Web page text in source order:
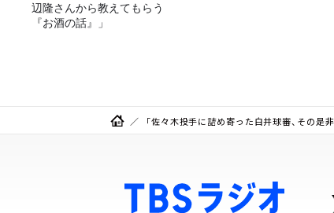
辺隆さんから教えてもらう
『お酒の話』」
「佐々木投手に詰め寄った白井球審、その是